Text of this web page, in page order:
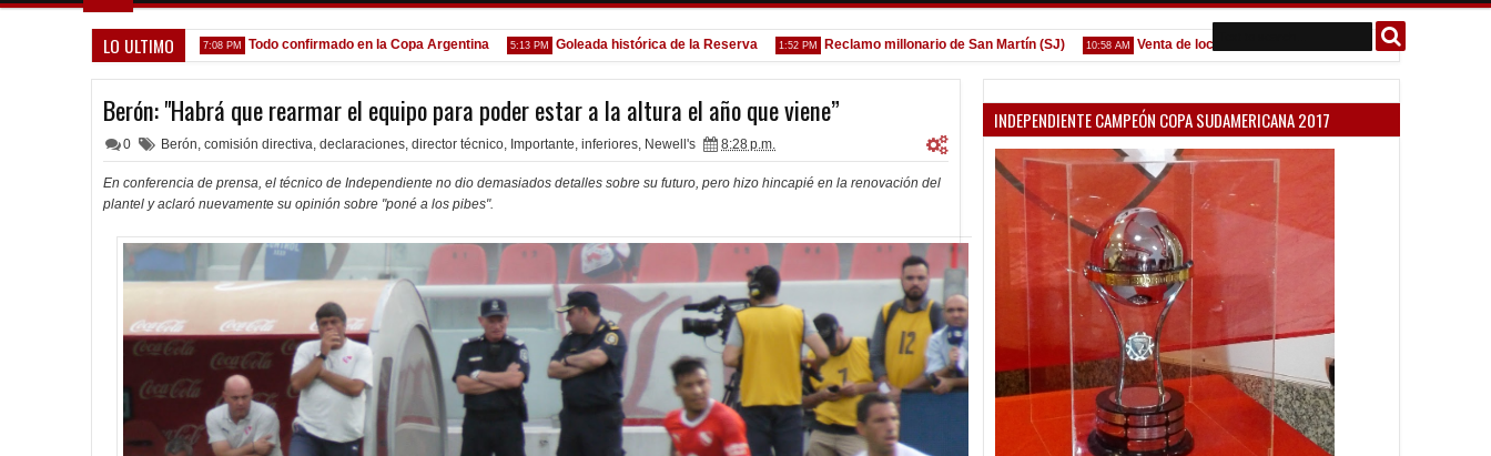
LO ULTIMO
venga gente nueva" 7:08 PM Todo confirmado en la Copa Argentina 5:13 PM Goleada histórica de la Reserva 1:52 PM Reclamo millonario de San Martín (SJ) 10:58 AM Venta de localidades ante Platense 09:07 AM Godoy
Berón: "Habrá que rearmar el equipo para poder estar a la altura el año que viene”
0 Berón, comisión directiva, declaraciones, director técnico, Importante, inferiores, Newell's 8:28 p.m.
En conferencia de prensa, el técnico de Independiente no dio demasiados detalles sobre su futuro, pero hizo hincapié en la renovación del
plantel y aclaró nuevamente su opinión sobre "poné a los pibes".
INDEPENDIENTE CAMPEÓN COPA SUDAMERICANA 2017